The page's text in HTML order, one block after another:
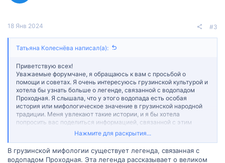
18 Янв 2024 #3
Татьяна Колеснёва написал(а):
Приветствую всех!
Уважаемые форумчане, я обращаюсь к вам с просьбой о
помощи и советах. Я очень интересуюсь грузинской культурой и
хотела бы узнать больше о легенде, связанной с водопадом
Проходная. Я слышала, что у этого водопада есть особая
история или мифологическое значение в грузинской народной
традиции. Меня увлекают такие истории, и я бы хотела
попросить вас поделиться информацией, связанной с этим
водопадом и его легендарной связью. Буду благодарна за
любые детали, рекомендации или интересные факты о
Заранее спасибо за ваше внимание и помощь!
Нажмите для раскрытия...
В грузинской мифологии существует легенда, связанная с
водопадом Проходная. Эта легенда рассказывает о великом